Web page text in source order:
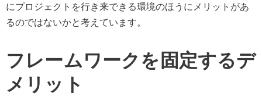
にプロジェクトを行き来できる環境のほうにメリットがあ
るのではないかと考えています。
フレームワークを固定するデ
メリット